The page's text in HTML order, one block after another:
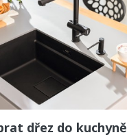
dřez do kuchyně